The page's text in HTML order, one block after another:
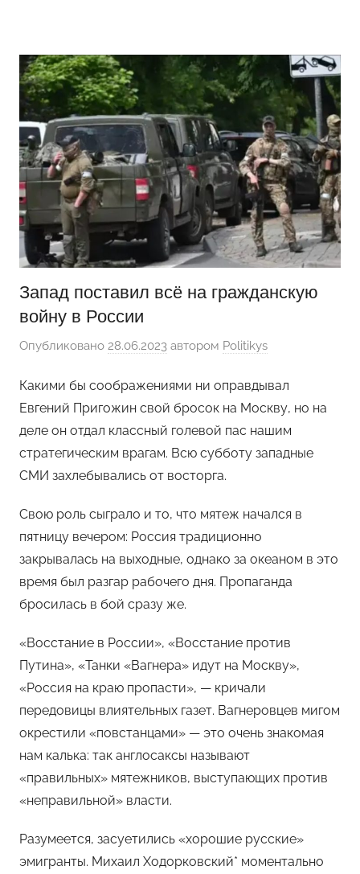
содержимому
сайт
на
WordPress
Запад поставил всё на гражданскую
войну в России
Опубликовано 28.06.2023 автором Politikys
Какими бы соображениями ни оправдывал
Евгений Пригожин свой бросок на Москву, но на
деле он отдал классный голевой пас нашим
стратегическим врагам. Всю субботу западные
СМИ захлебывались от восторга.
Свою роль сыграло и то, что мятеж начался в
пятницу вечером: Россия традиционно
закрывалась на выходные, однако за океаном в это
время был разгар рабочего дня. Пропаганда
бросилась в бой сразу же.
«Восстание в России», «Восстание против
Путина», «Танки «Вагнера» идут на Москву»,
«Россия на краю пропасти», — кричали
передовицы влиятельных газет. Вагнеровцев мигом
окрестили «повстанцами» — это очень знакомая
нам калька: так англосаксы называют
«правильных» мятежников, выступающих против
«неправильной» власти.
Разумеется, засуетились «хорошие русские»
эмигранты. Михаил Ходорковский* моментально